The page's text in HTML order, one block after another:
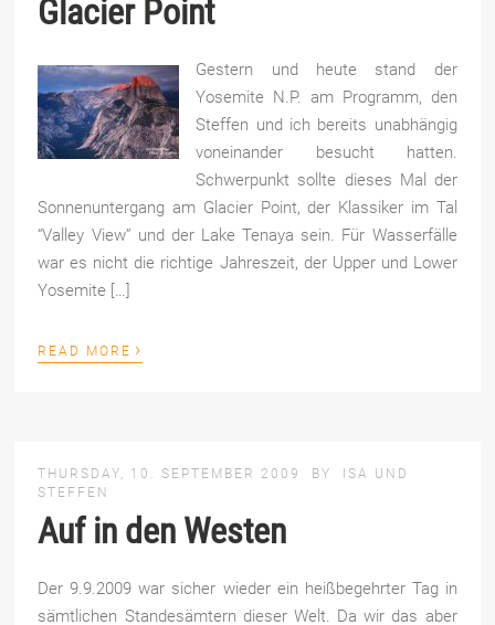
Glacier Point
Gestern und heute stand der
Yosemite N.P. am Programm, den
Steffen und ich bereits unabhängig
voneinander besucht hatten.
Schwerpunkt sollte dieses Mal der
Sonnenuntergang am Glacier Point, der Klassiker im Tal
“Valley View” und der Lake Tenaya sein. Für Wasserfälle
war es nicht die richtige Jahreszeit, der Upper und Lower
Yosemite […]
READ MORE ›
THURSDAY, 10. SEPTEMBER 2009 BY
ISA UND
STEFFEN
Auf in den Westen
Der 9.9.2009 war sicher wieder ein heißbegehrter Tag in
sämtlichen Standesämtern dieser Welt. Da wir das aber